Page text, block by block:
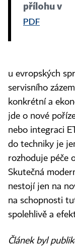
přílohu v
PDF
u evropských
servisního
konkrétní a
jde o nové
nebo integraci
do techniky je
rozhoduje péče
Skutečná
nestojí jen na
na schopnosti
spolehlivě a
Článek byl